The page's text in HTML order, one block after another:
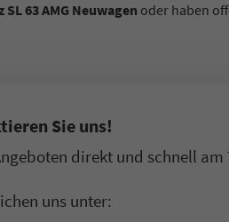
SL 63 AMG Neuwagen oder haben
Sie uns!
direkt und schnell am
uns unter: